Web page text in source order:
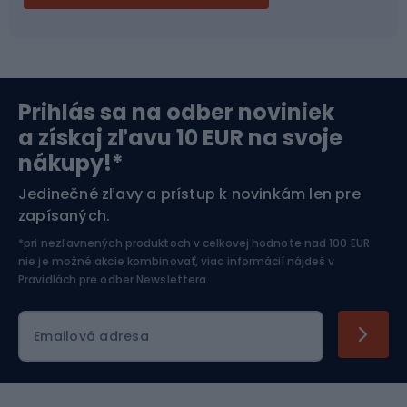
dosiahnutie najlepších vlastností. Napríklad chrániče
môžu kombinovať tuhosť uhlíkových vlákien s
pružnosťou neoprénu na dosiahnutie optimálnej ochrany
a pohodlia. Okrem toho sa vyvíjajú technológie, ktoré
zlepšujú priedušnosť a schopnosť odvádzať vlhkosť, čo je
kľúčové najmä počas intenzívneho cvičenia.
Orientačný beh
Lyžovanie
Športová elektronika
Jazdectvo
Prihlás sa na odber noviniek
a získaj zľavu 10 EUR na svoje
nákupy!*
Jedinečné zľavy a prístup k novinkám len pre
zapísaných.
*pri nezľavnených produktoch v celkovej hodnote nad 100 EUR
nie je možné akcie kombinovať, viac informácií nájdeš v
Pravidlách pre odber Newslettera.
Emailová adresa